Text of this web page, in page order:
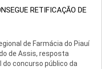
RETIFICAÇÃO DE
de Farmácia do Piauí
de Assis, resposta
concurso público da